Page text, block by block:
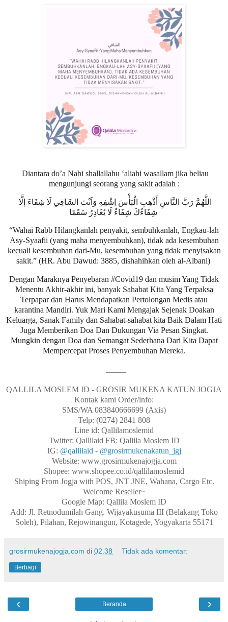
Diantara do’a Nabi shallallahu ‘aliahi wasallam jika beliau
mengunjungi seorang yang sakit adalah :
“Wahai Rabb Hilangkanlah penyakit, sembuhkanlah, Engkau-lah
Asy-Syaafii (yang maha menyembuhkan), tidak ada kesembuhan
kecuali kesembuhan dari-Mu, kesembuhan yang tidak menyisakan
sakit.” (HR. Abu Dawud: 3885, dishahihkan oleh al-Albani)
Dengan Maraknya Penyebaran #Covid19 dan musim Yang Tidak
Menentu Akhir-akhir ini, banyak Sahabat Kita Yang Terpaksa
Terpapar dan Harus Mendapatkan Pertolongan Medis atau
karantina Mandiri. Yuk Mari Kami Mengajak Sejenak Doakan
Keluarga, Sanak Family dan Sahabat-sahabat kita Baik Dalam Hati
Juga Memberikan Doa Dan Dukungan Via Pesan Singkat.
Mungkin dengan Doa dan Semangat Sederhana Dari Kita Dapat
Mempercepat Proses Penyembuhan Mereka.
QALLILA MOSLEM ID - GROSIR MUKENA KATUN JOGJA
Kontak kami Order/info:
SMS/WA 083840666699 (Axis)
Telp: (0274) 2841 808
Line id: Qallilamoslemid
Twitter: Qallilaid FB: Qallila Moslem ID
IG: @qallilaid - @grosirmukenakatun_jgj
Website: www.grosirmukenajogja.com
Shopee: www.shopee.co.id/qallilamoslemid
Shiping From Jogja with POS, JNT JNE, Wahana, Cargo Etc.
Welcome Reseller~
Google Map: Qallila Moslem ID
Add: Jl. Retnodumilah Gang. Wijayakusuma III (Belakang Toko
Soleh), Pilahan, Rejowinangun, Kotagede, Yogyakarta 55171
grosirmukenajogja.com di 02.38 Tidak ada komentar:
Berbagi
‹ ›
Beranda